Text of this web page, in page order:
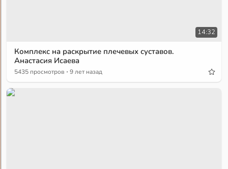
14:32
Комплекс на раскрытие плечевых суставов.
Анастасия Исаева
5435 просмотров · 9 лет назад